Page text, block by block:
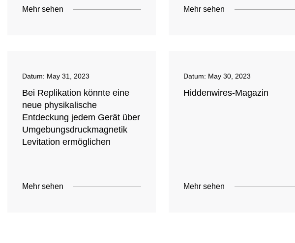
Mehr sehen Mehr sehen
Datum: May 31, 2023
Bei Replikation könnte eine
neue physikalische
Entdeckung jedem Gerät über
Umgebungsdruckmagnetik
Levitation ermöglichen
Mehr sehen
Datum: May 30, 2023
Hiddenwires-Magazin
Mehr sehen